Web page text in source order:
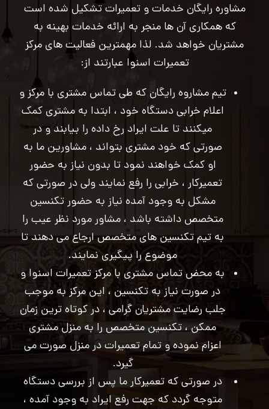
مشاوره رایگان خدمات و تعمیرات تشکیل شده است
که همکاری آن ها منجر به ارائه خدمات بهینه به
مشتریان خواهد شد. لذا مهمترین فعالیت های مرکز
تعمیرات اسنوا عبارتند از:
تیم مشاروه رایگان که طی تماس مشتری با مرکز و
اعلام خرابی دستگاه خود ، ابتدا به مشتری کمک
میکنند تا علت ایراد رخ داده را بیابند و در
صورتی که خود مشتری بتواند ، مشاورین ما به
او کمک خواهند نمود تا بدون نیاز به حضور
تعمیرکار ، خرابی را رفع نمایند ولی در صورتی که
مشکل به وجود آمده نیاز به حضور تکنسین
متخصص داشته باشد ، مشاور مورد نظر عیب را
به تیم تکنسین های متخصص ارجاع می دهند تا
موضوع را پیگیری نمایند.
به محض تماس مشتری با مرکز تعمیرات اسنوا و
در صورت نیاز به تکنسین ، این مرکز به موجب
جلب رضایت مشتریان گرامی ، در کوتاه ترین زمان
ممکن ، تکنسین متخصص را به منزل مشتری
اعزام نموده و تمام تعمیرات در منزل صورت می
گیرد.
در صورتی که تعمیرکار ما پس از بررسی دستگاه
متوجه گردد که جهت رفع ایراد به وجود آمده ،